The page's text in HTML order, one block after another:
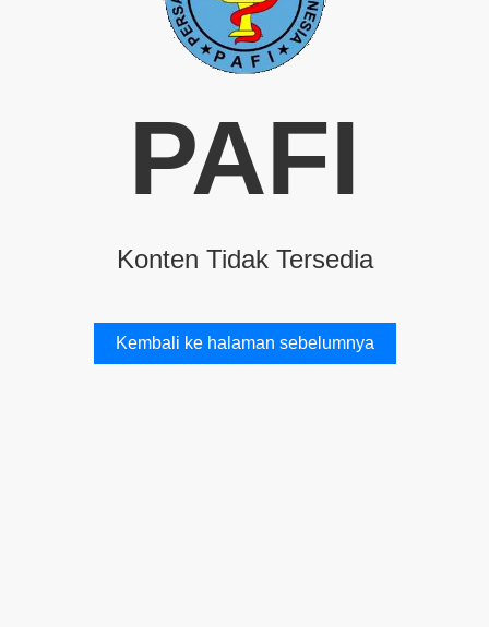
PAFI
Konten Tidak Tersedia
Kembali ke halaman sebelumnya